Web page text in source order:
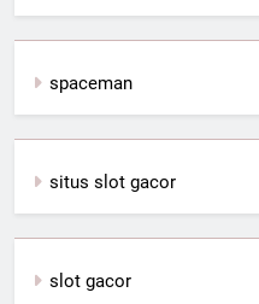
spaceman
situs slot gacor
slot gacor